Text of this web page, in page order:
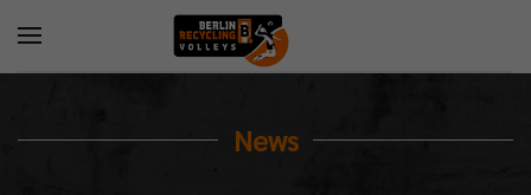
News